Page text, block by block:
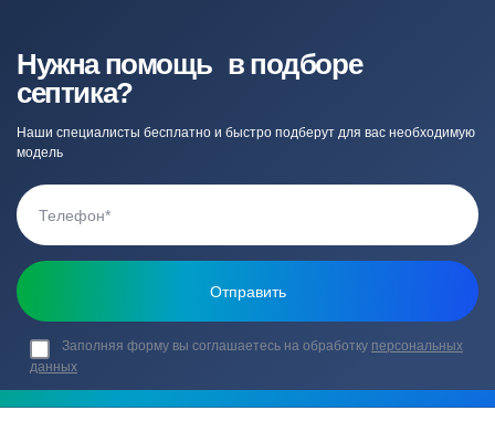
Нужна помощь в подборе
септика?
Наши специалисты бесплатно и быстро подберут для вас необходимую
модель
Заполняя форму вы соглашаетесь на обработку персональных
данных